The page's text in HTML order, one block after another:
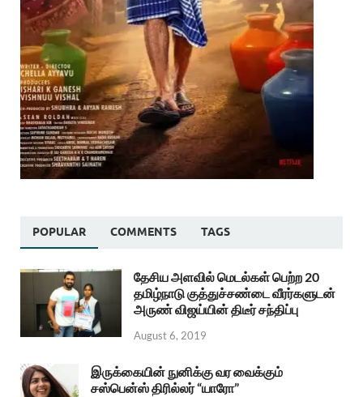
POPULAR COMMENTS TAGS
தேசிய அளவில் மெடல்கள் பெற்ற 20
தமிழ்நாடு குத்துச்சண்டை வீரர்களுடன்
அருண் விஜய்யின் திடீர் சந்திப்பு
August 6, 2019
இருக்கையின் நுனிக்கு வர வைக்கும்
சஸ்பென்ஸ் திரில்லர் “யாரோ”